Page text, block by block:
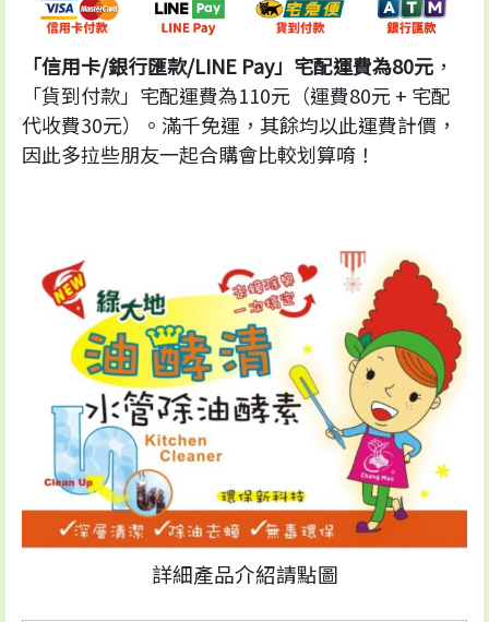
「信用卡/銀行匯款/LINE Pay」宅配運費為80元 ，
「貨到付款」宅配運費為110元（運費80元 + 宅配
代收費30元）。滿千免運，其餘均以此運費計價，
因此多拉些朋友一起合購會比較划算唷！
詳細產品介紹請點圖